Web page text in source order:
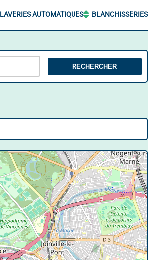
LAVERIES AUTOMATIQUES BLANCHISSERIES
RECHERCHER